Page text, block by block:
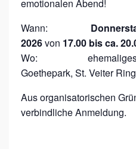
:
N
E
W
G
E
emotionalen Abend!
Wann:
2026von 17.00 bis ca.
Wo: ehemaliges
Goethepark, St. Veiter
Aus organisatorischen
verbindliche Anmeldung.